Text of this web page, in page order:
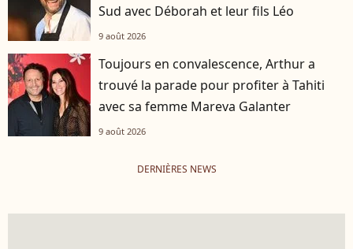
Sud avec Déborah et leur fils Léo
9 août 2026
Toujours en convalescence, Arthur a
trouvé la parade pour profiter à Tahiti
avec sa femme Mareva Galanter
9 août 2026
DERNIÈRES NEWS